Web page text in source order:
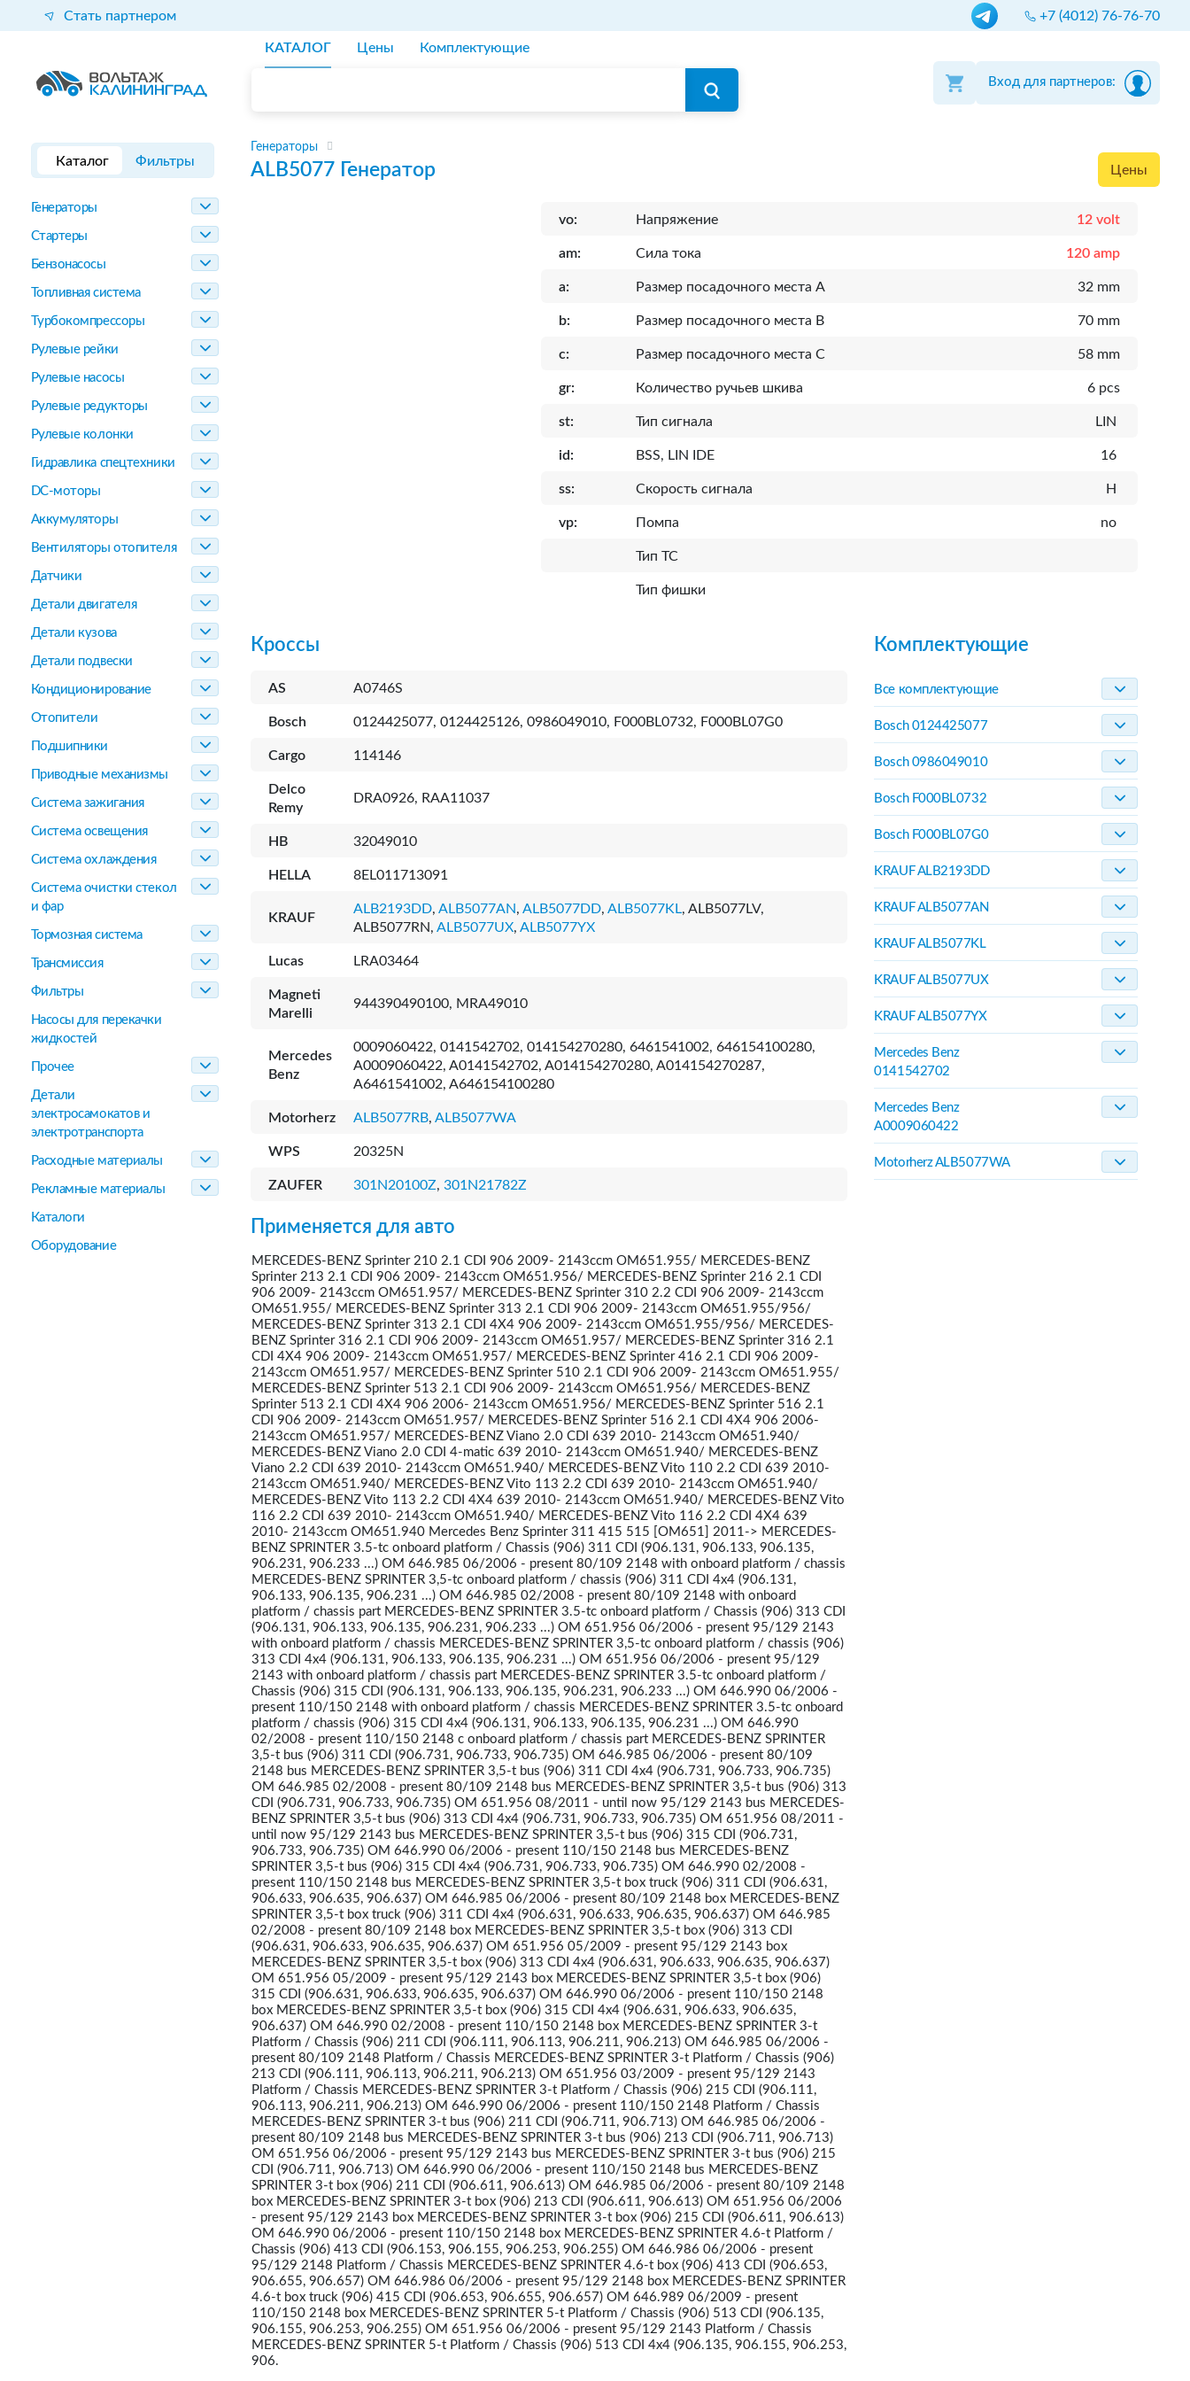
Стать партнером +7 (4012) 76-76-70
КАТАЛОГ Цены Комплектующие
Вход для партнеров:
Каталог Фильтры
Генераторы
Стартеры
Бензонасосы
Топливная система
Турбокомпрессоры
Рулевые рейки
Рулевые насосы
Рулевые редукторы
Рулевые колонки
Гидравлика спецтехники
DC-моторы
Аккумуляторы
Вентиляторы отопителя
Датчики
Детали двигателя
Детали кузова
Детали подвески
Кондиционирование
Отопители
Подшипники
Приводные механизмы
Система зажигания
Система освещения
Система охлаждения
Система очистки стекол
и фар
Тормозная система
Трансмиссия
Фильтры
Насосы для перекачки
жидкостей
Прочее
Детали
электросамокатов и
электротранспорта
Расходные материалы
Рекламные материалы
Каталоги
Оборудование
Генераторы
ALB5077 Генератор Цены
vo: Напряжение 12 volt
am: Сила тока 120 amp
a: Размер посадочного места A 32 mm
b: Размер посадочного места B 70 mm
c: Размер посадочного места C 58 mm
gr: Количество ручьев шкива 6 pcs
st: Тип сигнала LIN
id: BSS, LIN IDE 16
ss: Скорость сигнала H
vp: Помпа no
Тип ТС
Тип фишки
Кроссы
AS A0746S
Bosch 0124425077, 0124425126, 0986049010, F000BL0732, F000BL07G0
Cargo 114146
Delco
Remy
DRA0926, RAA11037
HB 32049010
HELLA 8EL011713091
KRAUF
ALB2193DD, ALB5077AN, ALB5077DD, ALB5077KL, ALB5077LV,
ALB5077RN, ALB5077UX, ALB5077YX
Lucas LRA03464
Magneti
Marelli
944390490100, MRA49010
Mercedes
Benz
0009060422, 0141542702, 014154270280, 6461541002, 646154100280,
A0009060422, A0141542702, A014154270280, A014154270287,
A6461541002, A646154100280
Motorherz ALB5077RB, ALB5077WA
WPS 20325N
ZAUFER 301N20100Z, 301N21782Z
Применяется для авто
MERCEDES-BENZ Sprinter 210 2.1 CDI 906 2009- 2143ccm OM651.955/ MERCEDES-BENZ
Sprinter 213 2.1 CDI 906 2009- 2143ccm OM651.956/ MERCEDES-BENZ Sprinter 216 2.1 CDI
906 2009- 2143ccm OM651.957/ MERCEDES-BENZ Sprinter 310 2.2 CDI 906 2009- 2143ccm
OM651.955/ MERCEDES-BENZ Sprinter 313 2.1 CDI 906 2009- 2143ccm OM651.955/956/
MERCEDES-BENZ Sprinter 313 2.1 CDI 4X4 906 2009- 2143ccm OM651.955/956/ MERCEDES-
BENZ Sprinter 316 2.1 CDI 906 2009- 2143ccm OM651.957/ MERCEDES-BENZ Sprinter 316 2.1
CDI 4X4 906 2009- 2143ccm OM651.957/ MERCEDES-BENZ Sprinter 416 2.1 CDI 906 2009-
2143ccm OM651.957/ MERCEDES-BENZ Sprinter 510 2.1 CDI 906 2009- 2143ccm OM651.955/
MERCEDES-BENZ Sprinter 513 2.1 CDI 906 2009- 2143ccm OM651.956/ MERCEDES-BENZ
Sprinter 513 2.1 CDI 4X4 906 2006- 2143ccm OM651.956/ MERCEDES-BENZ Sprinter 516 2.1
CDI 906 2009- 2143ccm OM651.957/ MERCEDES-BENZ Sprinter 516 2.1 CDI 4X4 906 2006-
2143ccm OM651.957/ MERCEDES-BENZ Viano 2.0 CDI 639 2010- 2143ccm OM651.940/
MERCEDES-BENZ Viano 2.0 CDI 4-matic 639 2010- 2143ccm OM651.940/ MERCEDES-BENZ
Viano 2.2 CDI 639 2010- 2143ccm OM651.940/ MERCEDES-BENZ Vito 110 2.2 CDI 639 2010-
2143ccm OM651.940/ MERCEDES-BENZ Vito 113 2.2 CDI 639 2010- 2143ccm OM651.940/
MERCEDES-BENZ Vito 113 2.2 CDI 4X4 639 2010- 2143ccm OM651.940/ MERCEDES-BENZ Vito
116 2.2 CDI 639 2010- 2143ccm OM651.940/ MERCEDES-BENZ Vito 116 2.2 CDI 4X4 639
2010- 2143ccm OM651.940 Mercedes Benz Sprinter 311 415 515 [OM651] 2011-> MERCEDES-
BENZ SPRINTER 3.5-tc onboard platform / Chassis (906) 311 CDI (906.131, 906.133, 906.135,
906.231, 906.233 ...) OM 646.985 06/2006 - present 80/109 2148 with onboard platform / chassis
MERCEDES-BENZ SPRINTER 3,5-tc onboard platform / chassis (906) 311 CDI 4x4 (906.131,
906.133, 906.135, 906.231 ...) OM 646.985 02/2008 - present 80/109 2148 with onboard
platform / chassis part MERCEDES-BENZ SPRINTER 3.5-tc onboard platform / Chassis (906) 313 CDI
(906.131, 906.133, 906.135, 906.231, 906.233 ...) OM 651.956 06/2006 - present 95/129 2143
with onboard platform / chassis MERCEDES-BENZ SPRINTER 3,5-tc onboard platform / chassis (906)
313 CDI 4x4 (906.131, 906.133, 906.135, 906.231 ...) OM 651.956 06/2006 - present 95/129
2143 with onboard platform / chassis part MERCEDES-BENZ SPRINTER 3.5-tc onboard platform /
Chassis (906) 315 CDI (906.131, 906.133, 906.135, 906.231, 906.233 ...) OM 646.990 06/2006 -
present 110/150 2148 with onboard platform / chassis MERCEDES-BENZ SPRINTER 3.5-tc onboard
platform / chassis (906) 315 CDI 4x4 (906.131, 906.133, 906.135, 906.231 ...) OM 646.990
02/2008 - present 110/150 2148 c onboard platform / chassis part MERCEDES-BENZ SPRINTER
3,5-t bus (906) 311 CDI (906.731, 906.733, 906.735) OM 646.985 06/2006 - present 80/109
2148 bus MERCEDES-BENZ SPRINTER 3,5-t bus (906) 311 CDI 4x4 (906.731, 906.733, 906.735)
OM 646.985 02/2008 - present 80/109 2148 bus MERCEDES-BENZ SPRINTER 3,5-t bus (906) 313
CDI (906.731, 906.733, 906.735) OM 651.956 08/2011 - until now 95/129 2143 bus MERCEDES-
BENZ SPRINTER 3,5-t bus (906) 313 CDI 4x4 (906.731, 906.733, 906.735) OM 651.956 08/2011 -
until now 95/129 2143 bus MERCEDES-BENZ SPRINTER 3,5-t bus (906) 315 CDI (906.731,
906.733, 906.735) OM 646.990 06/2006 - present 110/150 2148 bus MERCEDES-BENZ
SPRINTER 3,5-t bus (906) 315 CDI 4x4 (906.731, 906.733, 906.735) OM 646.990 02/2008 -
present 110/150 2148 bus MERCEDES-BENZ SPRINTER 3,5-t box truck (906) 311 CDI (906.631,
906.633, 906.635, 906.637) OM 646.985 06/2006 - present 80/109 2148 box MERCEDES-BENZ
SPRINTER 3,5-t box truck (906) 311 CDI 4x4 (906.631, 906.633, 906.635, 906.637) OM 646.985
02/2008 - present 80/109 2148 box MERCEDES-BENZ SPRINTER 3,5-t box (906) 313 CDI
(906.631, 906.633, 906.635, 906.637) OM 651.956 05/2009 - present 95/129 2143 box
MERCEDES-BENZ SPRINTER 3,5-t box (906) 313 CDI 4x4 (906.631, 906.633, 906.635, 906.637)
OM 651.956 05/2009 - present 95/129 2143 box MERCEDES-BENZ SPRINTER 3,5-t box (906)
315 CDI (906.631, 906.633, 906.635, 906.637) OM 646.990 06/2006 - present 110/150 2148
box MERCEDES-BENZ SPRINTER 3,5-t box (906) 315 CDI 4x4 (906.631, 906.633, 906.635,
906.637) OM 646.990 02/2008 - present 110/150 2148 box MERCEDES-BENZ SPRINTER 3-t
Platform / Chassis (906) 211 CDI (906.111, 906.113, 906.211, 906.213) OM 646.985 06/2006 -
present 80/109 2148 Platform / Chassis MERCEDES-BENZ SPRINTER 3-t Platform / Chassis (906)
213 CDI (906.111, 906.113, 906.211, 906.213) OM 651.956 03/2009 - present 95/129 2143
Platform / Chassis MERCEDES-BENZ SPRINTER 3-t Platform / Chassis (906) 215 CDI (906.111,
906.113, 906.211, 906.213) OM 646.990 06/2006 - present 110/150 2148 Platform / Chassis
MERCEDES-BENZ SPRINTER 3-t bus (906) 211 CDI (906.711, 906.713) OM 646.985 06/2006 -
present 80/109 2148 bus MERCEDES-BENZ SPRINTER 3-t bus (906) 213 CDI (906.711, 906.713)
OM 651.956 06/2006 - present 95/129 2143 bus MERCEDES-BENZ SPRINTER 3-t bus (906) 215
CDI (906.711, 906.713) OM 646.990 06/2006 - present 110/150 2148 bus MERCEDES-BENZ
SPRINTER 3-t box (906) 211 CDI (906.611, 906.613) OM 646.985 06/2006 - present 80/109 2148
box MERCEDES-BENZ SPRINTER 3-t box (906) 213 CDI (906.611, 906.613) OM 651.956 06/2006
- present 95/129 2143 box MERCEDES-BENZ SPRINTER 3-t box (906) 215 CDI (906.611, 906.613)
OM 646.990 06/2006 - present 110/150 2148 box MERCEDES-BENZ SPRINTER 4.6-t Platform /
Chassis (906) 413 CDI (906.153, 906.155, 906.253, 906.255) OM 646.986 06/2006 - present
95/129 2148 Platform / Chassis MERCEDES-BENZ SPRINTER 4.6-t box (906) 413 CDI (906.653,
906.655, 906.657) OM 646.986 06/2006 - present 95/129 2148 box MERCEDES-BENZ SPRINTER
4.6-t box truck (906) 415 CDI (906.653, 906.655, 906.657) OM 646.989 06/2009 - present
110/150 2148 box MERCEDES-BENZ SPRINTER 5-t Platform / Chassis (906) 513 CDI (906.135,
906.155, 906.253, 906.255) OM 651.956 06/2006 - present 95/129 2143 Platform / Chassis
MERCEDES-BENZ SPRINTER 5-t Platform / Chassis (906) 513 CDI 4x4 (906.135, 906.155, 906.253,
906.
Комплектующие
Все комплектующие
Bosch 0124425077
Bosch 0986049010
Bosch F000BL0732
Bosch F000BL07G0
KRAUF ALB2193DD
KRAUF ALB5077AN
KRAUF ALB5077KL
KRAUF ALB5077UX
KRAUF ALB5077YX
Mercedes Benz
0141542702
Mercedes Benz
A0009060422
Motorherz ALB5077WA